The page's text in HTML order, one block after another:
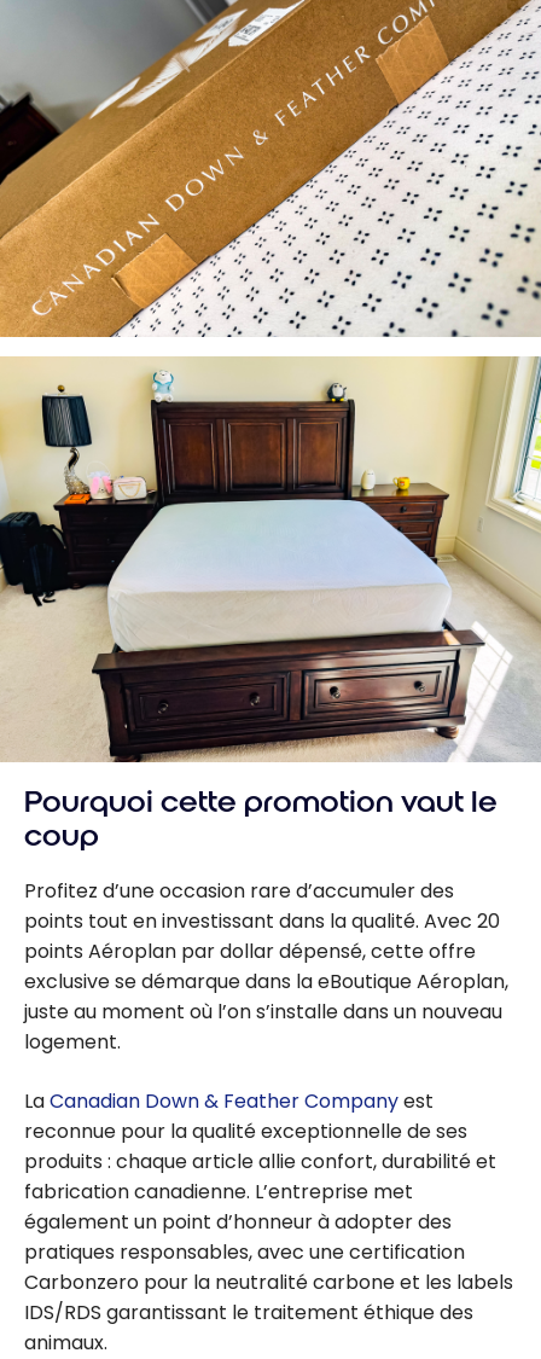
Pourquoi cette promotion vaut le
coup
Profitez d’une occasion rare d’accumuler des
points tout en investissant dans la qualité. Avec 20
points Aéroplan par dollar dépensé, cette offre
exclusive se démarque dans la eBoutique Aéroplan,
juste au moment où l’on s’installe dans un nouveau
logement.
LaCanadian Down & Feather Companyest
reconnue pour la qualité exceptionnelle de ses
produits : chaque article allie confort, durabilité et
fabrication canadienne. L’entreprise met
également un point d’honneur à adopter des
pratiques responsables, avec une certification
Carbonzero pour la neutralité carbone et les labels
IDS/RDS garantissant le traitement éthique des
animaux.